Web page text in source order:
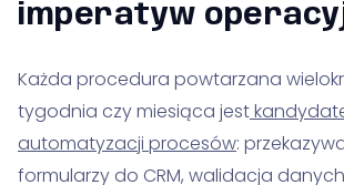
imperatyw
Każda procedura powtarzana
tygodnia czy miesiąca jest
automatyzacji procesów:
formularzy do CRM, walidacja